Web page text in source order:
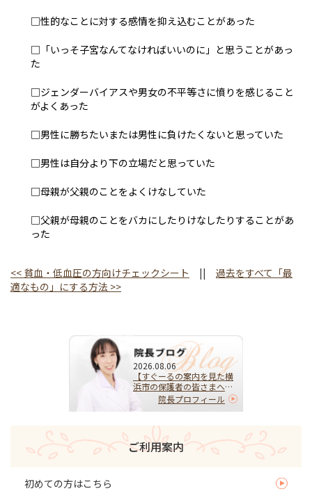
□性的なことに対する感情を抑え込むことがあった
□「いっそ子宮なんてなければいいのに」と思うことがあっ
た
□ジェンダーバイアスや男女の不平等さに憤りを感じること
がよくあった
□男性に勝ちたいまたは男性に負けたくないと思っていた
□男性は自分より下の立場だと思っていた
□母親が父親のことをよくけなしていた
□父親が母親のことをバカにしたりけなしたりすることがあ
った
<< 貧血・低血圧の方向けチェックシート || 過去をすべて「最
適なもの」にする方法 >>
2026.08.06
【すぐーるの案内を見た横
浜市の保護者の皆さまへ】
HPVワクチンを受けるべ
き？迷ったらまず相談を｜
な選択
院長プロフィール
ご利用案内
初めての方はこちら